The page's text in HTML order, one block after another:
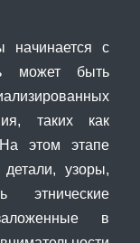
начинается с
может быть
таких как
этом этапе
узоры,
этнические
в